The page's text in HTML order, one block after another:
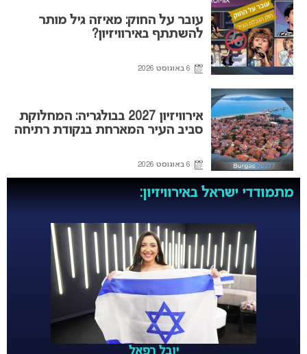
עובר על החוק: מאיזה גיל מותר
להשתתף באירוויזיון?
6 באוגוסט 2026
אירוויזיון 2027 בבולגריה: המחלוקת
סביב העיר המארחת בנקודת רתיחה
6 באוגוסט 2026
מתמודדי ישראל באירוויזיון: